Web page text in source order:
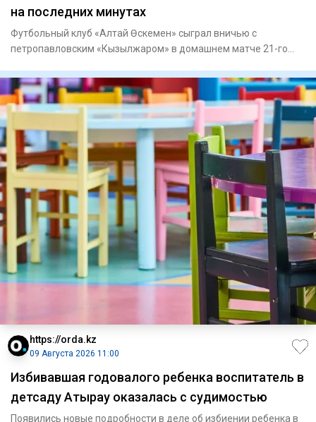
на последних минутах
Футбольный клуб «Алтай Өскемен» сыграл вничью с
петропавловским «Кызылжаром» в домашнем матче 21-го
https://orda.kz
09 Августа 2026 11:00
Избивавшая годовалого ребенка воспитатель в
детсаду Атырау оказалась с судимостью
Появились новые подробности в деле об избиении ребенка в